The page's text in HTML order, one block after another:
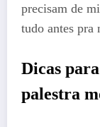
precisam de
tudo antes pra
Dicas
palestra